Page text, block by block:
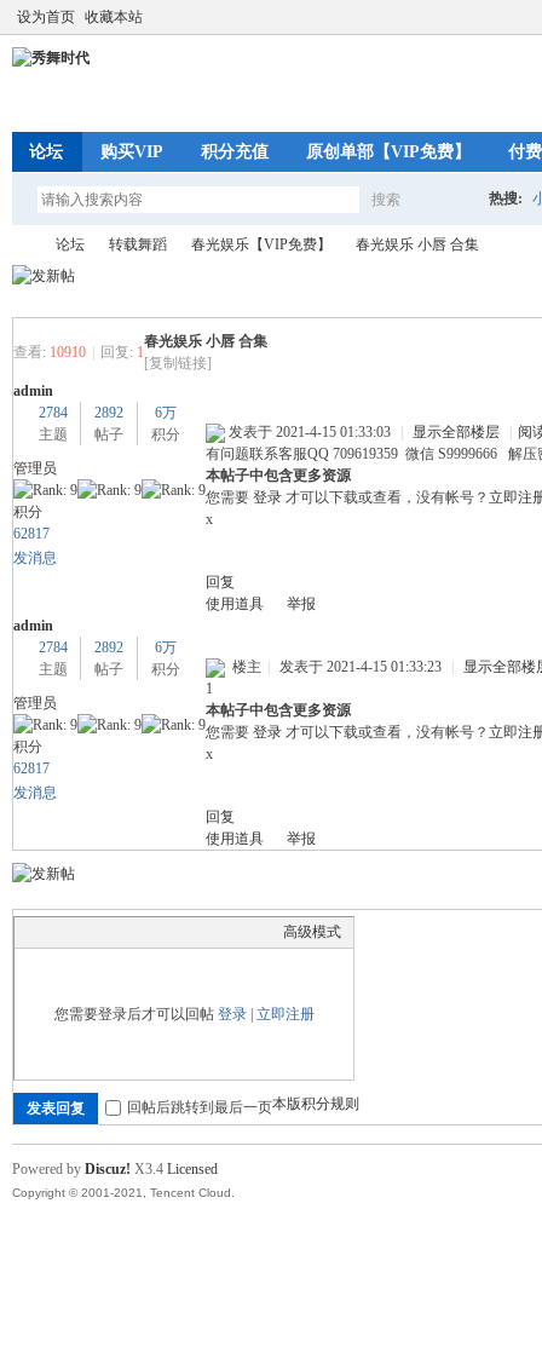
设为首页 收藏本站
论坛 购买VIP 积分充值 原创单部【VIP免费】 付
搜索
搜
热搜:
秀 »
论坛
›
转载舞蹈
›
春光娱乐【VIP免费】 春光娱乐 小唇 合集
查看: 10910 回复: 1
春光娱乐 小唇 合集
[复制链接]
admin
2784
主题
2892
帖子
6万
积分
管理员
积分
62817
发消息
发表于 2021-4-15 01:33:03 显示全部楼层
阅
有问题联系客服QQ 709619359 微信 S9999666 解
本帖子中包含更多资源
您需要 登录 才可以下载或查看，没有帐号？ 立即注
x
回复
使用道具
举报
admin
2784
主题
2892
帖子
6万
积分
管理员
积分
62817
发消息
楼主 发表于 2021-4-15 01:33:23
显示全部楼
1
本帖子中包含更多资源
您需要 登录 才可以下载或查看，没有帐号？ 立即注
x
回复
使用道具
举报
高级模式
您需要登录后才可以回帖 登录| 立即注册
本版积分规则
发表回复 回帖后跳转到最后一页
Powered by Discuz! X3.4 Licensed
Copyright © 2001-2021, Tencent Cloud.